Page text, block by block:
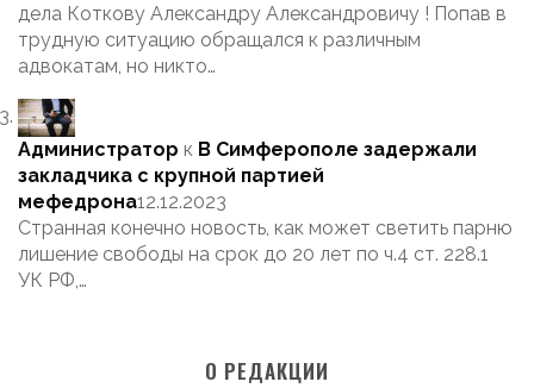
дела Коткову Александру Александровичу ! Попав в
трудную ситуацию обращался к различным
адвокатам, но никто…
Администратор к В Симферополе задержали
закладчика с крупной партией
мефедрона12.12.2023
Странная конечно новость, как может светить парню
лишение свободы на срок до 20 лет по ч.4 ст. 228.1
УК РФ,…
О РЕДАКЦИИ